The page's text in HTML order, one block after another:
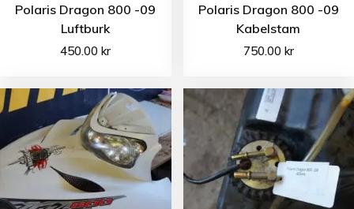
Polaris Dragon 800 -09
Luftburk
450.00kr
Polaris Dragon 800 -09
Kabelstam
750.00 kr